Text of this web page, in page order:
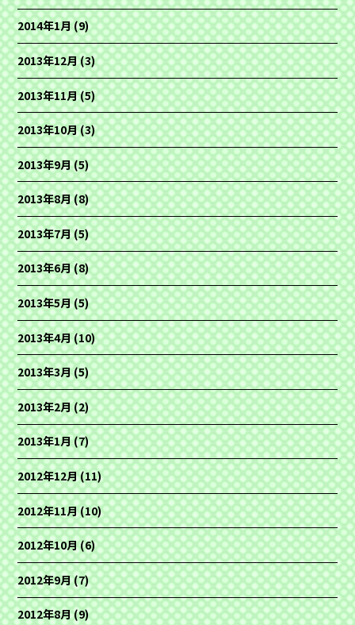
2014年1月(9)
2013年12月(3)
2013年11月(5)
2013年10月(3)
2013年9月(5)
2013年8月(8)
2013年7月(5)
2013年6月(8)
2013年5月(5)
2013年4月(10)
2013年3月(5)
2013年2月(2)
2013年1月(7)
2012年12月(11)
2012年11月(10)
2012年10月(6)
2012年9月(7)
2012年8月(9)